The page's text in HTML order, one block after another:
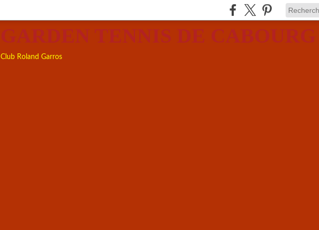
GARDEN TENNIS DE CABOURG
Club Roland Garros